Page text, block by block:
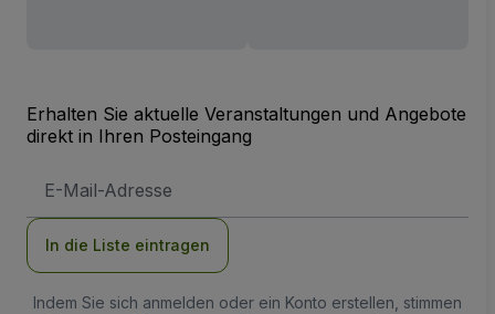
Erhalten Sie aktuelle Veranstaltungen und Angebote
direkt in Ihren Posteingang
Mail-
In die Liste eintragen
Indem Sie sich anmelden oder ein Konto erstellen, stimmen